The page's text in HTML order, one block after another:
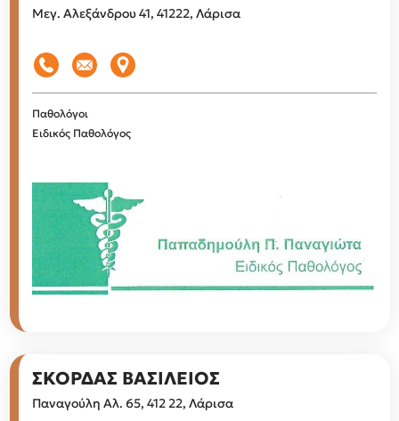
Μεγ. Αλεξάνδρου 41, 41222, Λάρισα
Παθολόγοι
Ειδικός Παθολόγος
ΣΚΟΡΔΑΣ ΒΑΣΙΛΕΙΟΣ
Παναγούλη Αλ. 65, 412 22, Λάρισα